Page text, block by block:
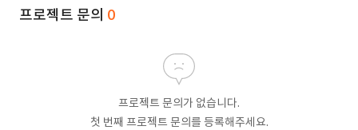
프로젝트 문의 0
프로젝트 문의가 없습니다.
첫 번째 프로젝트 문의를 등록해주세요.